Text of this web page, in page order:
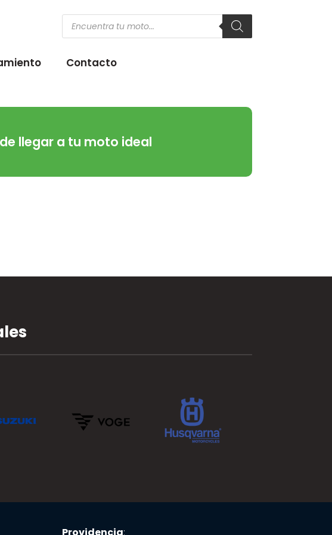
Products
search
Contacto
llegar a tu moto ideal
Providencia: